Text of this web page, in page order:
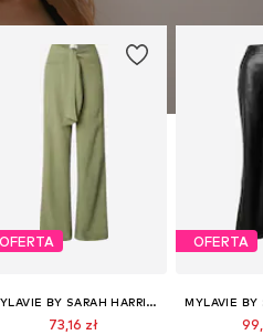
OFERTA
MYLAVIE BY SARAH HARRISON
73,16 zł
OFERTA